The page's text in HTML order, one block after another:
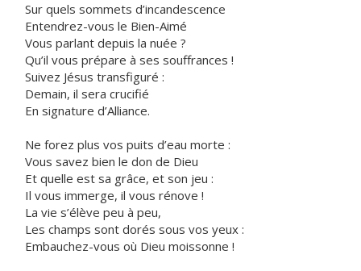
Sur quels sommets d’incandescence
Entendrez-vous le Bien-Aimé
Vous parlant depuis la nuée ?
Qu’il vous prépare à ses souffrances !
Suivez Jésus transfiguré :
Demain, il sera crucifié
En signature d’Alliance.
Ne forez plus vos puits d’eau morte :
Vous savez bien le don de Dieu
Et quelle est sa grâce, et son jeu :
Il vous immerge, il vous rénove !
La vie s’élève peu à peu,
Les champs sont dorés sous vos yeux :
Embauchez-vous où Dieu moissonne !